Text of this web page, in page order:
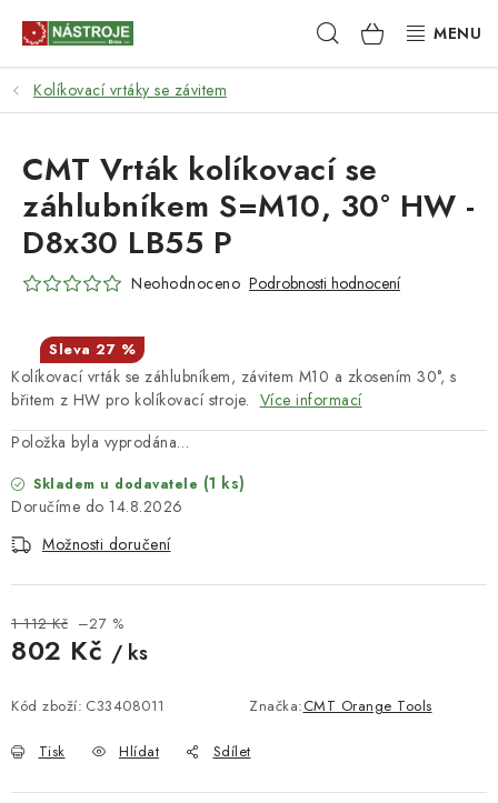
Hledat NÁKUPNÍ
KOŠÍK
NÁSTROJE
AKCE
BRUSIVO
RUČNÍ NÁŘADÍ, PŘÍPRAVKY
STROJE
KONTAKTY
DÁRKOVÉ POUKAZY
STROJE DO DÍLNY
NÁSTROJE PRO ŘEZÁNÍ DŘEVA
Kolíkovací vrtáky se závitem
Kolíkovací vrták se záhlubníkem, závitem M10 a zkosením 30°, s
břitem z HW pro kolíkovací stroje. Více informací
Položka byla vyprodána…
Skladem u dodavatele (1 ks)
14.8.2026
Možnosti doručení
1 112 Kč –27 %
802 Kč / ks
Kód zboží: C33408011 Značka:CMT Orange Tools
Tisk Hlídat Sdílet
CMT Vrták kolíkovací se
záhlubníkem S=M10, 30° HW -
D8x30 LB55 P
Neohodnoceno Podrobnosti hodnocení
27 %